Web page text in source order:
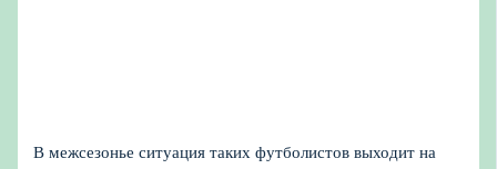
В межсезонье ситуация таких футболистов выходит на